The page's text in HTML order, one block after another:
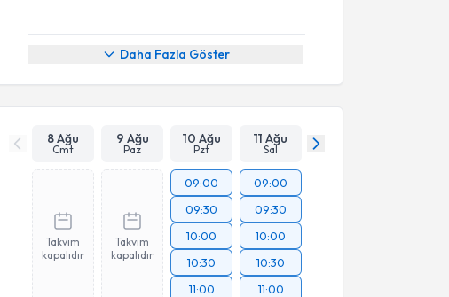
Daha Fazla Göster
8 Ağu
Cmt
9 Ağu
Paz
10 Ağu
Pzt
11 Ağu
Sal
Takvim
kapalıdır
Takvim
kapalıdır
09:00
09:30
10:00
10:30
11:00
09:00
09:30
10:00
10:30
11:00